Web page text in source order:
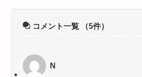
コメント一覧 （5件）
N